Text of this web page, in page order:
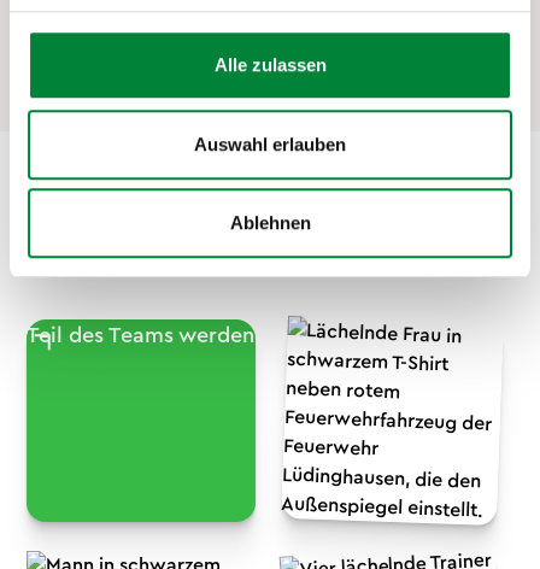
Alle zulassen
Auswahl erlauben
Ablehnen
Wir suchen dich!
Teil des Teams werden